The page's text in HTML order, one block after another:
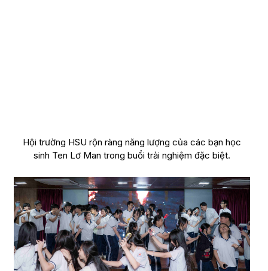
Hội trường HSU rộn ràng năng lượng của các bạn học
sinh Ten Lơ Man trong buổi trải nghiệm đặc biệt.